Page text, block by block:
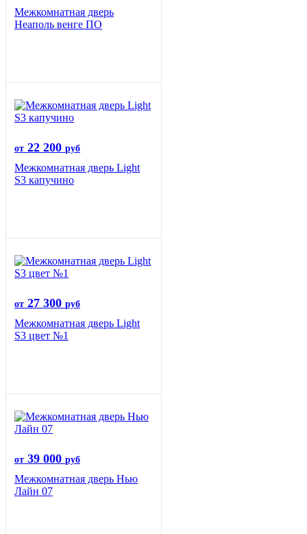
Межкомнатная дверь
Неаполь венге ПО
от 22 200 руб
Межкомнатная дверь Light
S3 капучино
от 27 300 руб
Межкомнатная дверь Light
S3 цвет №1
от 39 000 руб
Межкомнатная дверь Нью
Лайн 07